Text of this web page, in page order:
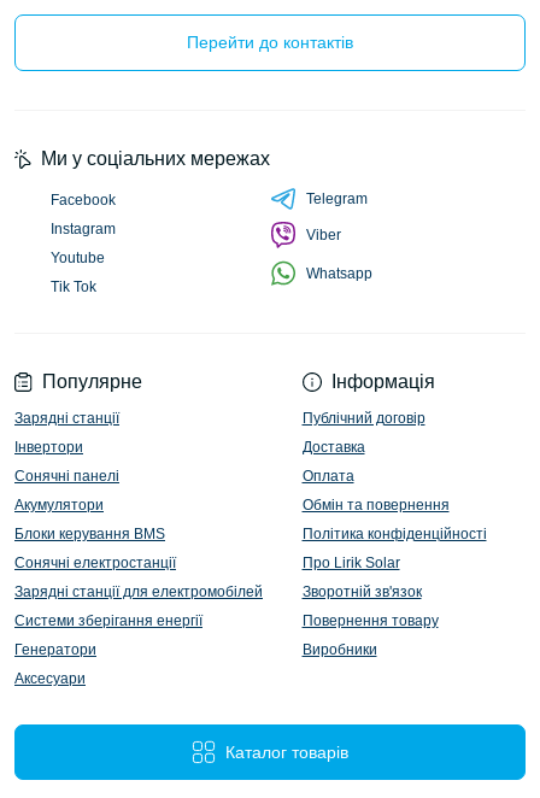
Перейти до контактів
Популярне
Зарядні станції
Інвертори
Сонячні панелі
Акумулятори
Блоки керування BMS
Сонячні електростанції
Зарядні станції для електромобілей
Системи зберігання енергії
Генератори
Аксесуари
Інформація
Публічний договір
Доставка
Оплата
Обмін та повернення
Політика конфіденційності
Про Lirik Solar
Зворотній зв'язок
Повернення товару
Виробники
Каталог товарів
Ми у соціальних мережах
Facebook
Instagram
Youtube
Tik Tok
Telegram
Viber
Whatsapp